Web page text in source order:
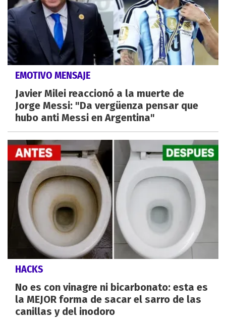
EMOTIVO MENSAJE
Javier Milei reaccionó a la muerte de
Jorge Messi: "Da vergüenza pensar que
hubo anti Messi en Argentina"
HACKS
No es con vinagre ni bicarbonato: esta es
la MEJOR forma de sacar el sarro de las
canillas y del inodoro